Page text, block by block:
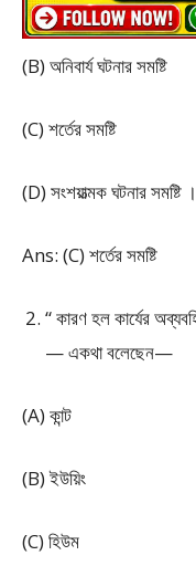
(B) অনিবার্য ঘটনার সমষ্টি
(C) শর্তের সমষ্টি
(D) সংশয়াত্মক ঘটনার সমষ্টি ।
Ans: (C) শর্তের সমষ্টি
“ কারণ হল কার্যের
— একথা বলেছেন—
(A) কান্ট
(B) ইউয়িং
(C) হিউম